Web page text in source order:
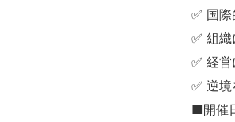
✅ 国
✅ 組
✅ 経
✅ 逆
■開催